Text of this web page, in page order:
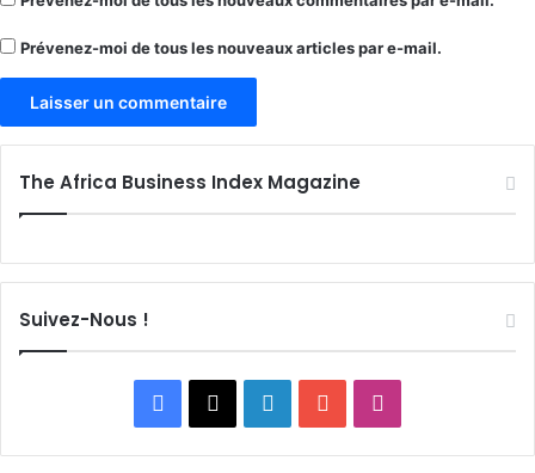
Prévenez-moi de tous les nouveaux articles par e-mail.
The Africa Business Index Magazine
Suivez-Nous !
Facebook
X LinkedinYouTube